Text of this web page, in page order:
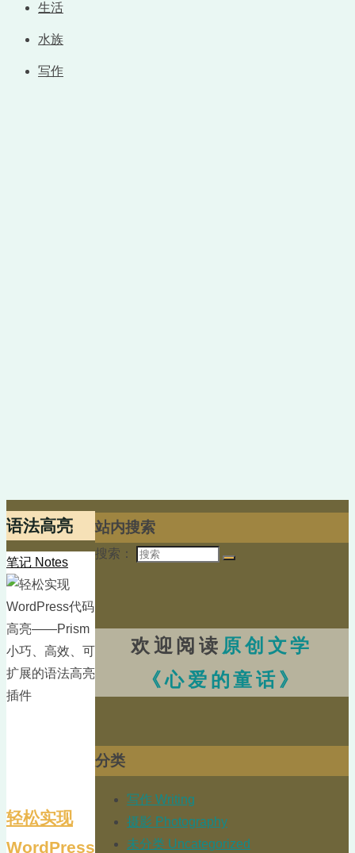
生活
水族
写作
语法高亮
笔记 Notes
轻松实现
WordPress
站内搜索
搜索：
欢迎阅读 原创文学
《心爱的童话》
分类
写作 Writing
摄影 Photography
未分类 Uncategorized